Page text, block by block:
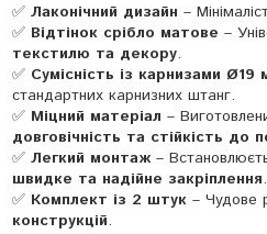
✅ Лаконічний дизайн –
✅ Відтінок срібло матове –
текстилю та декору.
✅ Сумісність із карнизами Ø19
стандартних карнизних штанг.
✅ Міцний матеріал –
довговічність та стійкість до
✅ Легкий монтаж –
швидке та надійне закріплення.
✅ Комплект із 2 штук – Чудове
конструкцій.